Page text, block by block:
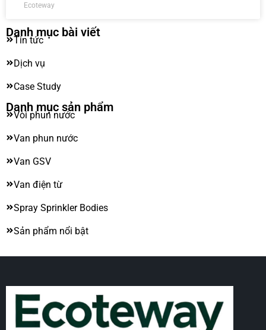
Ecoteway
Danh mục bài viết
Tin tức
Dịch vụ
Case Study
Danh mục sản phẩm
Vòi phun nước
Van phun nước
Van GSV
Van điện từ
Spray Sprinkler Bodies
Sản phẩm nổi bật